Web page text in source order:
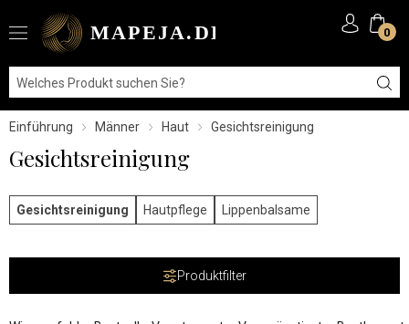
0
Einführung Männer Haut Gesichtsreinigung
Gesichtsreinigung
Gesichtsreinigung Hautpflege Lippenbalsame
Produktfilter